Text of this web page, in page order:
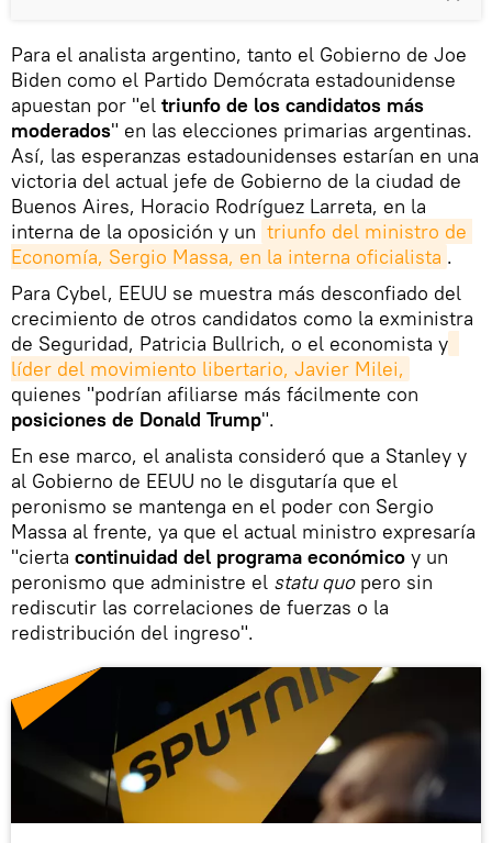
Para el analista argentino, tanto el Gobierno de Joe
Biden como el Partido Demócrata estadounidense
apuestan por "el triunfo de los candidatos más
moderados" en las elecciones primarias argentinas.
Así, las esperanzas estadounidenses estarían en una
victoria del actual jefe de Gobierno de la ciudad de
Buenos Aires, Horacio Rodríguez Larreta, en la
interna de la oposición y un triunfo del ministro de
Economía, Sergio Massa, en la interna oficialista .
Para Cybel, EEUU se muestra más desconfiado del
crecimiento de otros candidatos como la exministra
de Seguridad, Patricia Bullrich, o el economista y
líder del movimiento libertario, Javier Milei,
quienes "podrían afiliarse más fácilmente con
posiciones de Donald Trump".
En ese marco, el analista consideró que a Stanley y
al Gobierno de EEUU no le disgutaría que el
peronismo se mantenga en el poder con Sergio
Massa al frente, ya que el actual ministro expresaría
"cierta continuidad del programa económico y un
peronismo que administre el statu quopero sin
rediscutir las correlaciones de fuerzas o la
redistribución del ingreso".